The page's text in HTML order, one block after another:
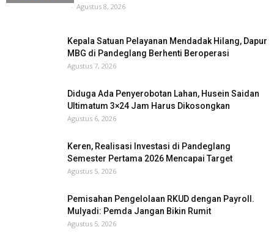
- Agustus 8, 2026
Kepala Satuan Pelayanan Mendadak Hilang, Dapur
MBG di Pandeglang Berhenti Beroperasi
Agustus 7, 2026
Diduga Ada Penyerobotan Lahan, Husein Saidan
Ultimatum 3×24 Jam Harus Dikosongkan
Agustus 6, 2026
Keren, Realisasi Investasi di Pandeglang
Semester Pertama 2026 Mencapai Target
Agustus 5, 2026
Pemisahan Pengelolaan RKUD dengan Payroll.
Mulyadi: Pemda Jangan Bikin Rumit
Agustus 5, 2026